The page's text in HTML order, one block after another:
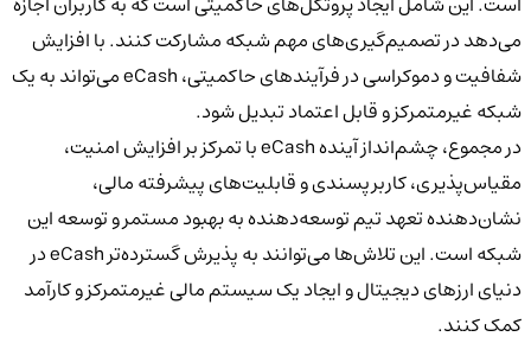
می‌دهد در تصمیم‌گیری‌های مهم شبکه مشارکت کنند. با افزایش
شفافیت و دموکراسی در فرآیندهای حاکمیتی، eCash می‌تواند به یک
شبکه غیرمتمرکز و قابل اعتماد تبدیل شود.
در مجموع، چشم‌انداز آینده eCash با تمرکز بر افزایش امنیت،
مقیاس‌پذیری، کاربرپسندی و قابلیت‌های پیشرفته مالی،
نشان‌دهنده تعهد تیم توسعه‌دهنده به بهبود مستمر و توسعه این
شبکه است. این تلاش‌ها می‌توانند به پذیرش گسترده‌تر eCash در
دنیای ارزهای دیجیتال و ایجاد یک سیستم مالی غیرمتمرکز و کارآمد
کمک کنند.